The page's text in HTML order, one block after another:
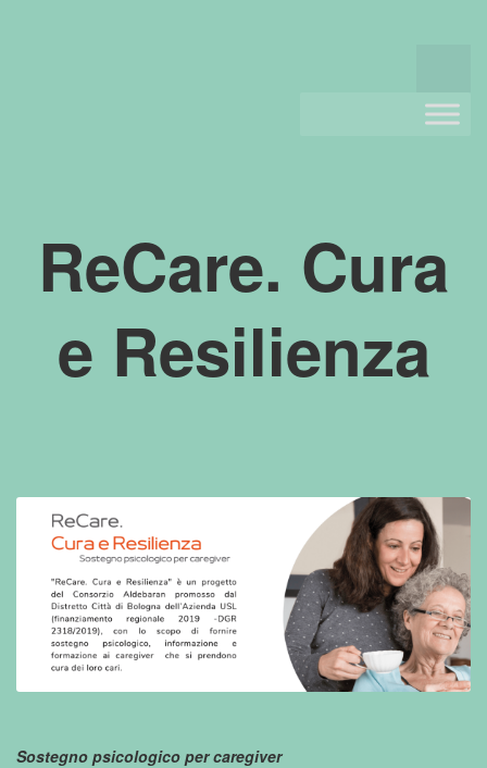
ReCare. Cura
e Resilienza
Sostegno psicologico per caregiver